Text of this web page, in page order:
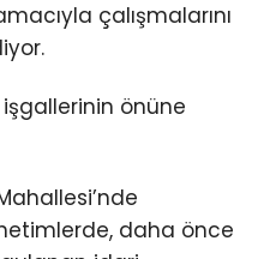
çalışmalarını
işgallerinin önüne
daha önce